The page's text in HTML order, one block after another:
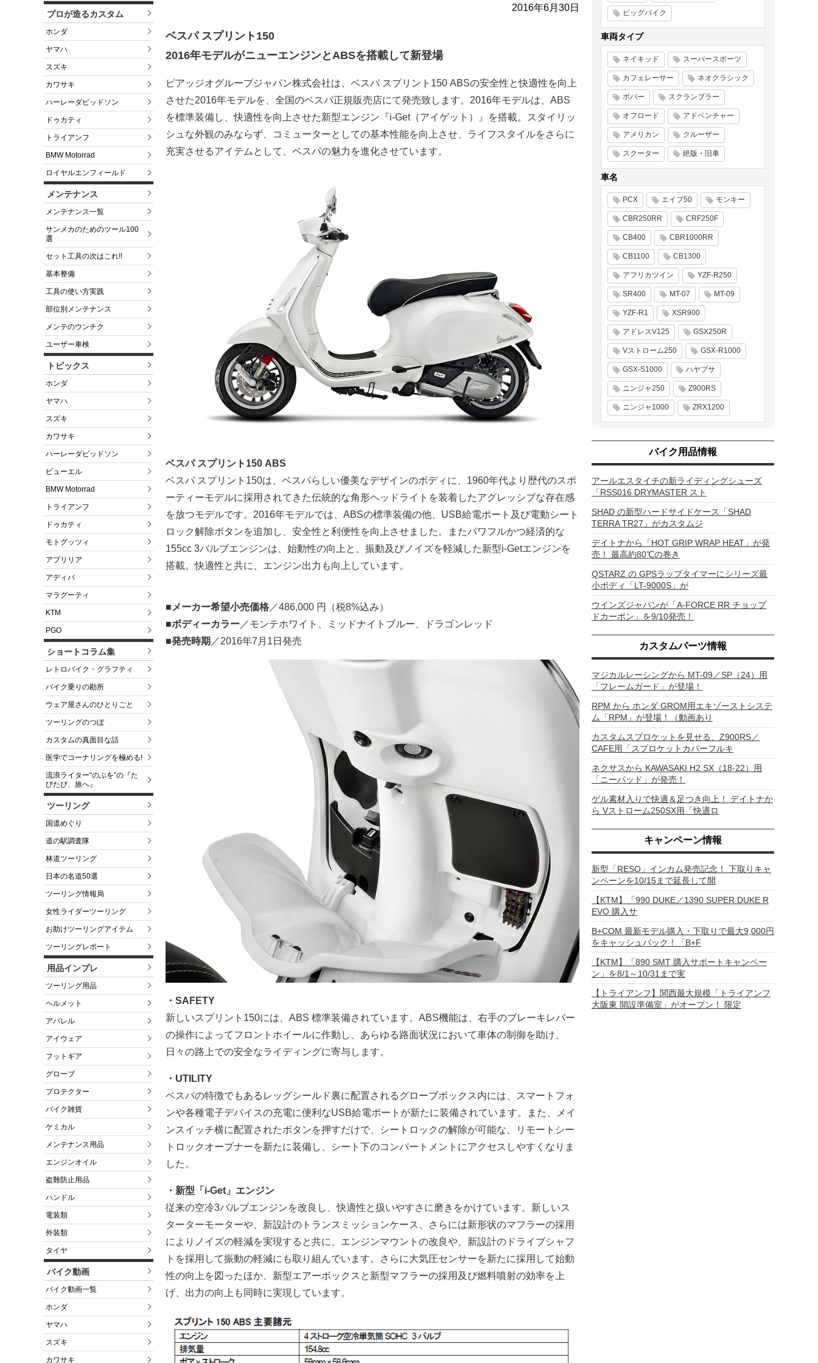
プロが造るカスタム
ホンダ
ヤマハ
スズキ
カワサキ
ハーレーダビッドソン
ドゥカティ
トライアンフ
BMW Motorrad
ロイヤルエンフィールド
メンテナンス
メンテナンス一覧
サンメカのためのツール100
選
セット工具の次はこれ!!
基本整備
工具の使い方実践
部位別メンテナンス
メンテのウンチク
ユーザー車検
トピックス
ホンダ
ヤマハ
スズキ
カワサキ
ハーレーダビッドソン
ビューエル
BMW Motorrad
トライアンフ
ドゥカティ
モトグッツィ
アプリリア
アディバ
マラグーティ
KTM
PGO
ショートコラム集
レトロバイク・グラフティ
バイク乗りの勘所
ウェア屋さんのひとりごと
ツーリングのつぼ
カスタムの真面目な話
医学でコーナリングを極める!
流浪ライター“のぶを”の『た
びたび、旅へ』
ツーリング
国道めぐり
道の駅調査隊
林道ツーリング
日本の名道50選
ツーリング情報局
女性ライダーツーリング
お助けツーリングアイテム
ツーリングレポート
用品インプレ
ツーリング用品
ヘルメット
アパレル
アイウェア
フットギア
グローブ
プロテクター
バイク雑貨
ケミカル
メンテナンス用品
エンジンオイル
盗難防止用品
ハンドル
電装類
外装類
タイヤ
バイク動画
バイク動画一覧
ホンダ
ヤマハ
スズキ
カワサキ
2016年6月30日
ベスパ スプリント150
2016年モデルがニューエンジンとABSを搭載して新登場
ピアッジオグループジャパン株式会社は、ベスパ スプリント150 ABSの安全性と快適性を向上
させた2016年モデルを、全国のベスパ正規販売店にて発売致します。2016年モデルは、ABS
を標準装備し、快適性を向上させた新型エンジン『i-Get（アイゲット）』を搭載。スタイリッ
シュな外観のみならず、コミューターとしての基本性能を向上させ、ライフスタイルをさらに
充実させるアイテムとして、ベスパの魅力を進化させています。
ベスパ スプリント150 ABS
ベスパ スプリント150は、ベスパらしい優美なデザインのボディに、1960年代より歴代のスポ
ーティーモデルに採用されてきた伝統的な角形ヘッドライトを装着したアグレッシブな存在感
を放つモデルです。2016年モデルでは、ABSの標準装備の他、USB給電ポート及び電動シート
ロック解除ボタンを追加し、安全性と利便性を向上させました。またパワフルかつ経済的な
155cc 3バルブエンジンは、始動性の向上と、振動及びノイズを軽減した新型i-Getエンジンを
搭載。快適性と共に、エンジン出力も向上しています。
■メーカー希望小売価格 ／486,000 円（税8%込み）
■ボディーカラー ／モンテホワイト、ミッドナイトブルー、ドラゴンレッド
■発売時期 ／2016年7月1日発売
・SAFETY
新しいスプリント150には、ABS 標準装備されています。ABS機能は、右手のブレーキレバー
の操作によってフロントホイールに作動し、あらゆる路面状況において車体の制御を助け、
日々の路上での安全なライディングに寄与します。
・UTILITY
ベスパの特徴でもあるレッグシールド裏に配置されるグローブボックス内には、スマートフォ
ンや各種電子デバイスの充電に便利なUSB給電ポートが新たに装備されています。また、メイ
ンスイッチ横に配置されたボタンを押すだけで、シートロックの解除が可能な、リモートシー
トロックオープナーを新たに装備し、シート下のコンパートメントにアクセスしやすくなりま
した。
・新型「i-Get」エンジン
従来の空冷3バルブエンジンを改良し、快適性と扱いやすさに磨きをかけています。新しいス
ターターモーターや、新設計のトランスミッションケース、さらには新形状のマフラーの採用
によりノイズの軽減を実現すると共に、エンジンマウントの改良や、新設計のドライブシャフ
トを採用して振動の軽減にも取り組んでいます。さらに大気圧センサーを新たに採用して始動
性の向上を図ったほか、新型エアーボックスと新型マフラーの採用及び燃料噴射の効率を上
げ、出力の向上も同時に実現しています。
ビッグバイク
車両タイプ
ネイキッド スーパースポーツ
カフェレーサー ネオクラシック
ボバー スクランブラー
オフロード アドベンチャー
アメリカン クルーザー
スクーター 絶版・旧車
車名
PCX エイプ50 モンキー
CBR250RR CRF250F
CB400 CBR1000RR
CB1100 CB1300
アフリカツイン YZF-R250
SR400 MT-07 MT-09
YZF-R1 XSR900
アドレスV125 GSX250R
Vストローム250 GSX-R1000
GSX-S1000 ハヤブサ
ニンジャ250 Z900RS
ニンジャ1000 ZRX1200
バイク用品情報
アールエスタイチの新ライディングシューズ
「RSS016 DRYMASTER スト
SHAD の新型ハードサイドケース「SHAD
TERRA TR27」がカスタムジ
デイトナから「HOT GRIP WRAP HEAT」が発
売！ 最高約80℃の巻き
QSTARZ の GPSラップタイマーにシリーズ最
小ボディ「LT-9000S」が
ウインズジャパンが「A-FORCE RR チョップ
ドカーボン」を9/10発売！
カスタムパーツ情報
マジカルレーシングから MT-09／SP（24）用
「フレームガード」が登場！
RPM から ホンダ GROM用エキゾーストシステ
ム「RPM」が登場！（動画あり
カスタムスプロケットを見せる、Z900RS／
CAFE用「スプロケットカバーフルキ
ネクサスから KAWASAKI H2 SX（18-22）用
「ニーパッド」が発売！
ゲル素材入りで快適＆足つき向上！ デイトナか
ら Vストローム250SX用「快適ロ
キャンペーン情報
新型「RESO」インカム発売記念！ 下取りキャ
ンペーンを10/15まで延長して開
【KTM】「990 DUKE／1390 SUPER DUKE R
EVO 購入サ
B+COM 最新モデル購入・下取りで最大9,000円
をキャッシュバック！「B+F
【KTM】「890 SMT 購入サポートキャンペー
ン」を8/1～10/31まで実
【トライアンフ】関西最大規模「トライアンフ
大阪東 開設準備室」がオープン！ 限定